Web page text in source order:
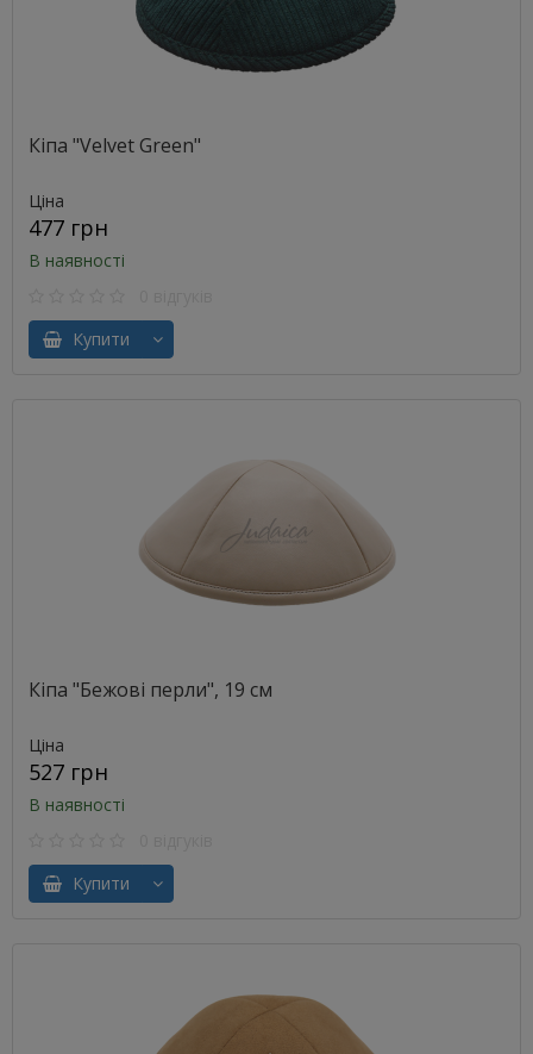
Кіпа "Velvet Green"
Ціна
477 грн
В наявності
Купити
Кіпа "Бежові перли", 19 см
Ціна
527 грн
В наявності
Купити